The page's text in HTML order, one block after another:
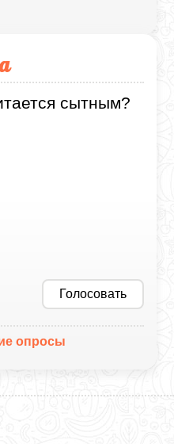
сытным?
Голосовать
опросы